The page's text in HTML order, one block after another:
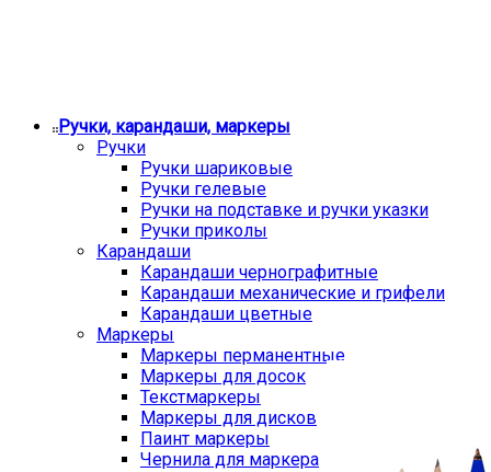
Ручки, карандаши, маркеры
Ручки
Ручки шариковые
Ручки гелевые
Ручки на подставке и ручки указки
Ручки приколы
Карандаши
Карандаши чернографитные
Карандаши механические и грифели
Карандаши цветные
Маркеры
Маркеры перманентные
Маркеры для досок
Текстмаркеры
Маркеры для дисков
Паинт маркеры
Чернила для маркера